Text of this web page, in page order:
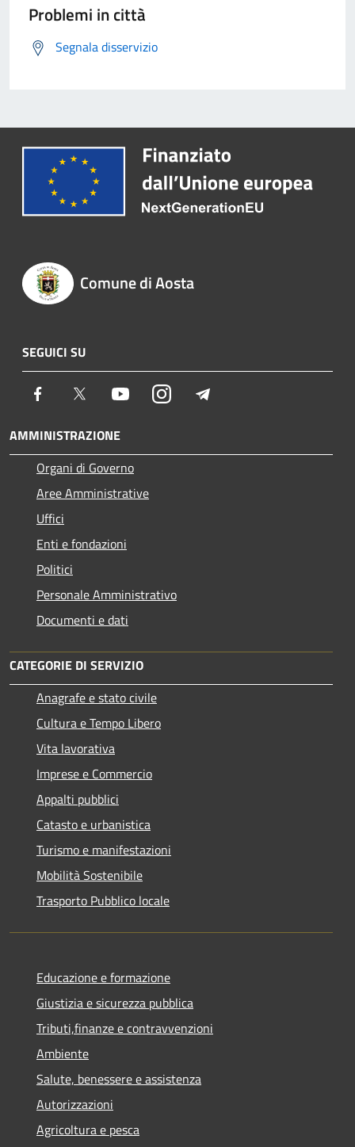
Problemi in città
Segnala disservizio
Comune di Aosta
SEGUICI SU
Facebook Twitter YoutubeInstagram
AMMINISTRAZIONE
Organi di Governo
Aree Amministrative
Uffici
Enti e fondazioni
Politici
Personale Amministrativo
Documenti e dati
CATEGORIE DI SERVIZIO
Anagrafe e stato civile
Cultura e Tempo Libero
Vita lavorativa
Imprese e Commercio
Appalti pubblici
Catasto e urbanistica
Turismo e manifestazioni
Mobilità Sostenibile
Trasporto Pubblico locale
Educazione e formazione
Giustizia e sicurezza pubblica
Tributi,finanze e contravvenzioni
Ambiente
Salute, benessere e assistenza
Autorizzazioni
Agricoltura e pesca